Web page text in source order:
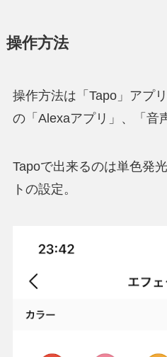
操作方法
操作方法は「Tapo」アプ
の「Alexaアプリ」、「音
Tapoで出来るのは単色発
トの設定。